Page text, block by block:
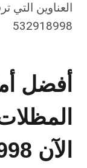
العناوين التي
532918998
أفضل